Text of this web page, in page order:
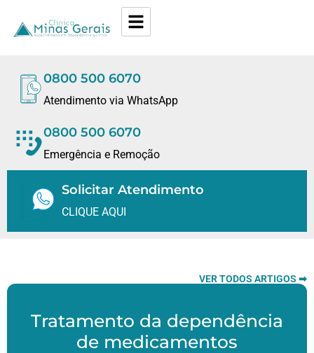
0800 500 6070
Atendimento via WhatsApp
0800 500 6070
Emergência e Remoção
Solicitar Atendimento
CLIQUE AQUI
VER TODOS ARTIGOS ➡
Tratamento da dependência
de medicamentos